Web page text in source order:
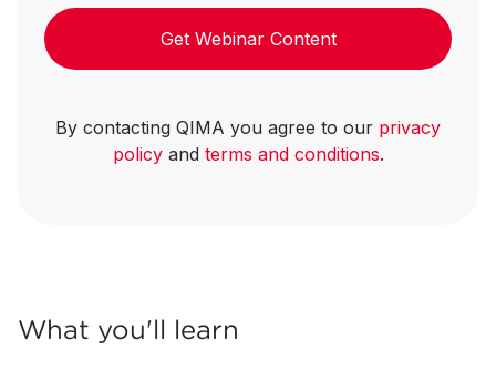
Get Webinar Content
By contacting QIMA you agree to our privacy
policyand terms and conditions.
What you'll learn